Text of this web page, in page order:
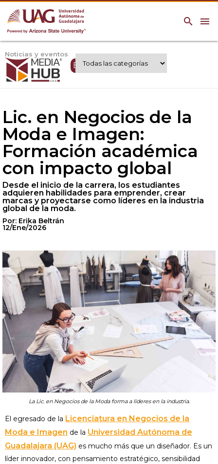
menu
search
Noticias y eventos
Expertos UAG
Lic. en Negocios de la
Moda e Imagen:
Formación académica
con impacto global
Desde el inicio de la carrera, los estudiantes
adquieren habilidades para emprender, crear
marcas y proyectarse como líderes en la industria
global de la moda.
Por: Erika Beltrán
12/Ene/2026
La Lic. en Negocios de la Moda forma a líderes en la industria.
El egresado de la Licenciatura en Negocios de la
Moda e Imagen de la Universidad Autónoma de
Guadalajara (UAG) es mucho más que un diseñador. Es un
líder innovador, con pensamiento estratégico, sensibilidad